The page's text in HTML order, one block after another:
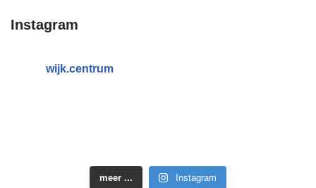
Instagram
wijk.centrum
meer ... Instagram